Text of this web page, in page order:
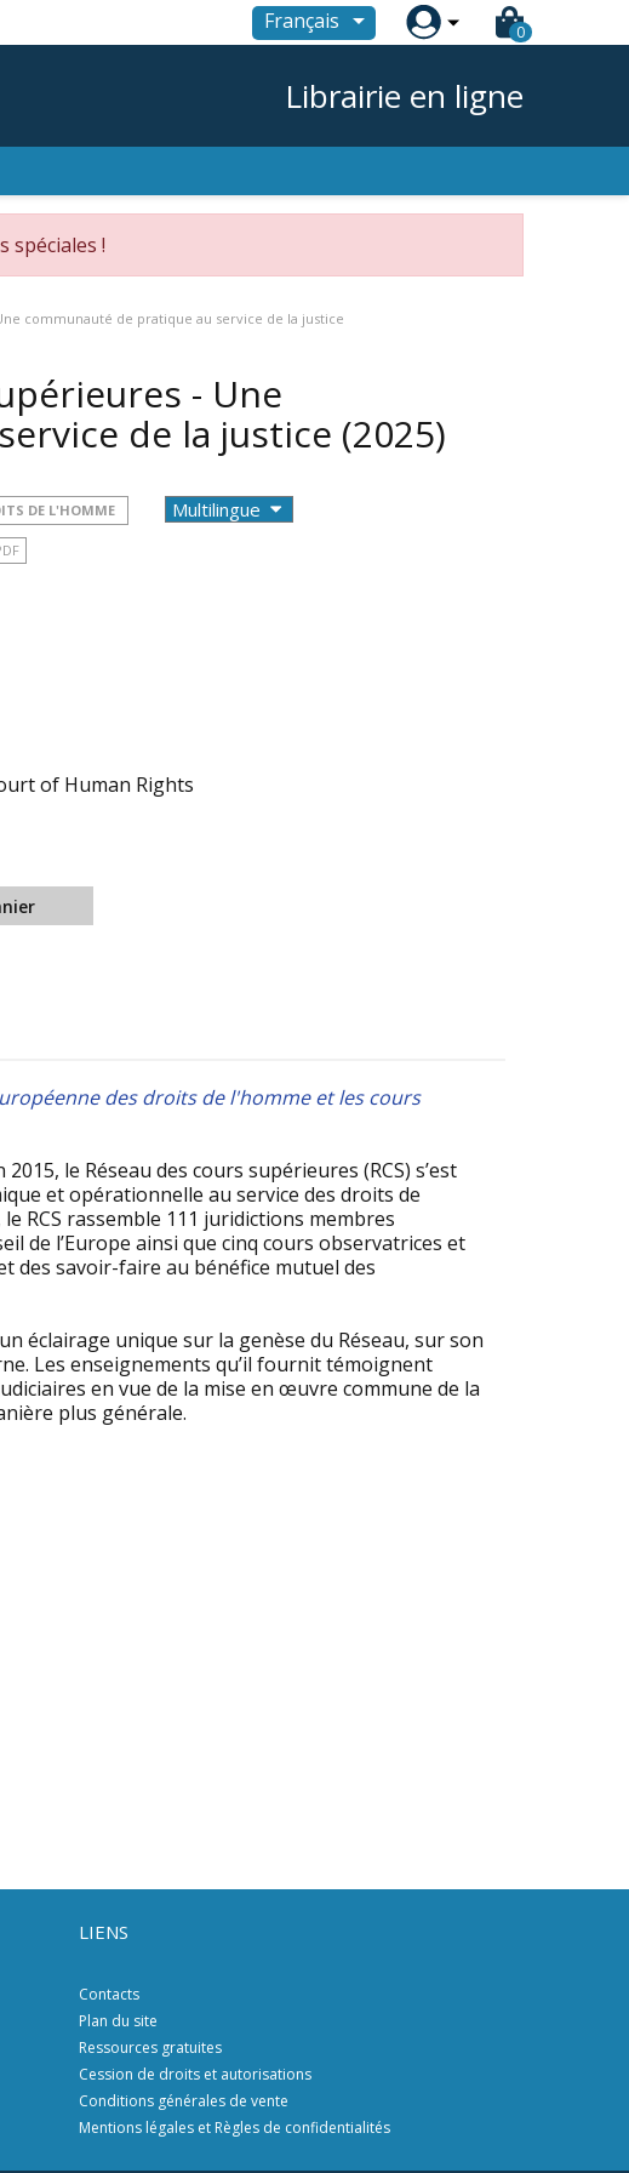
Français  0
Librairie en ligne
spéciales !
communauté de pratique au service de la justice
- Une
de la justice (2025)
DE L'HOMME
of Human Rights
des droits de l'homme et les cours
le Réseau des cours supérieures (RCS) s’est
et opérationnelle au service des droits de
RCS rassemble 111 juridictions membres
de l’Europe ainsi que cinq cours observatrices et
des savoir-faire au bénéfice mutuel des
éclairage unique sur la genèse du Réseau, sur son
Les enseignements qu’il fournit témoignent
en vue de la mise en œuvre commune de la
plus générale.
LIENS
Contacts
Plan du site
Ressources gratuites
Cession de droits et autorisations
Conditions générales de vente
Mentions légales et Règles de confidentialités